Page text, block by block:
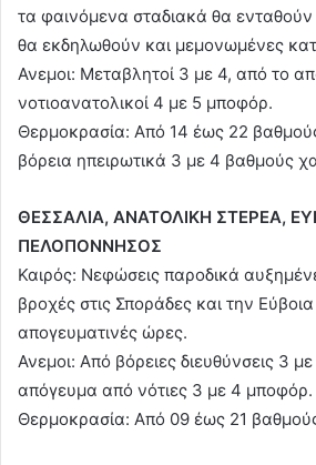
τα φαινόμενα σταδιακά θα
θα εκδηλωθούν και μεμονωμένες
Ανεμοι: Μεταβλητοί 3 με 4, από το
νοτιοανατολικοί 4 με 5 μποφόρ.
Θερμοκρασία: Από 14 έως 22
βόρεια ηπειρωτικά 3 με 4 βαθμούς
ΘΕΣΣΑΛΙΑ, ΑΝΑΤΟΛΙΚΗ ΣΤΕΡΕΑ,
ΠΕΛΟΠΟΝΝΗΣΟΣ
Καιρός: Νεφώσεις παροδικά
βροχές στις Σποράδες και την Εύβοια
απογευματινές ώρες.
Ανεμοι: Από βόρειες διευθύνσεις 3
απόγευμα από νότιες 3 με 4 μποφόρ.
Θερμοκρασία: Από 09 έως 21